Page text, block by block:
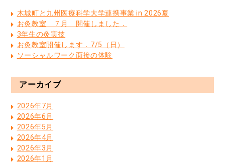
木城町と九州医療科学大学連携事業 in 2026夏
お灸教室 ７月 開催しました．
3年生の灸実技
お灸教室開催します．7/5（日）
ソーシャルワーク面接の体験
アーカイブ
2026年7月
2026年6月
2026年5月
2026年4月
2026年3月
2026年1月